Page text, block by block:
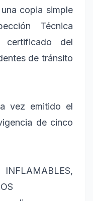
copia simple
Técnica
certificado del
de tránsito
vez emitido el
de cinco